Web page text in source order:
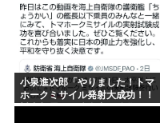
小泉進次郎「やりました！トマ
ホークミサイル発射大成功！！
対中朝露への防衛力を強化して